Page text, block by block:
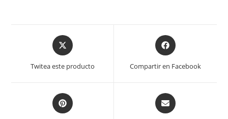
Twitea este producto Compartir en Facebook